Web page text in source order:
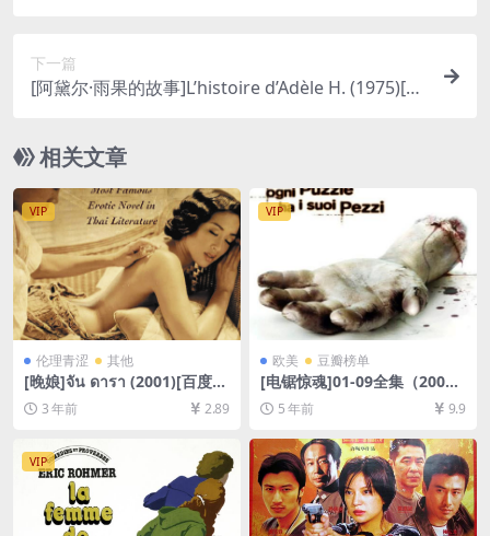
下载防和谐压缩包（含解压密码）】
下一篇
[阿黛尔·雨果的故事]L’histoire d’Adèle H. (1975)[百
播放/下载][MP4/6.6GB][中英字幕]
相关文章
VIP
伦理青涩 其他
[晚娘]จัน ดารา (2001)[百度网
盘+夸克网盘+迅雷云盘+资源1
080P超清未删减][MP4/4.5G
3 年前 2.89
VIP
欧美 豆瓣榜单
[电锯惊魂]01-09全集（2004-
2021）[百度网盘+迅雷云盘资
源1080P超清未删减][MP4/48
GB][中英字幕]
5 年前 9.9
VIP